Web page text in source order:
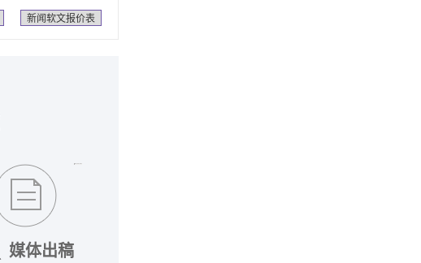
新闻软文报价表
媒体出稿